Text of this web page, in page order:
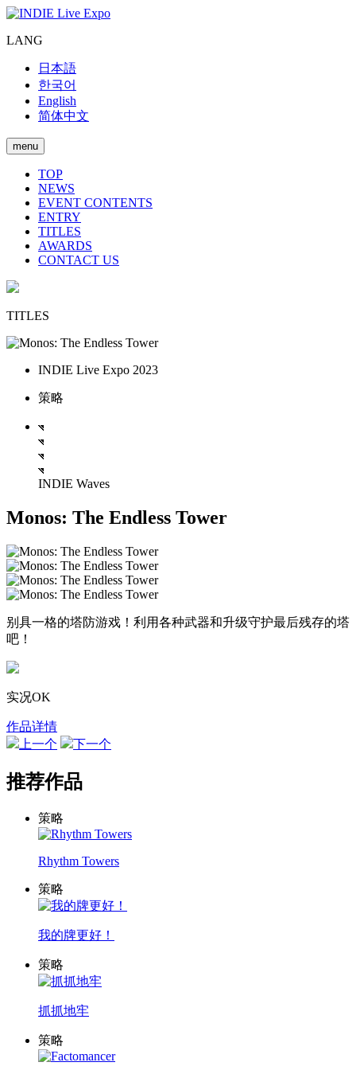
LANG
日本語
한국어
English
简体中文
menu
TOP
NEWS
EVENT CONTENTS
ENTRY
TITLES
AWARDS
CONTACT US
TITLES
INDIE Live Expo 2023
策略
INDIE Waves
Monos: The Endless Tower
别具一格的塔防游戏！利用各种武器和升级守护最后残存的塔
吧！
实况OK
作品详情
上一个
下一个
推荐作品
策略
Rhythm Towers
策略
我的牌更好！
策略
抓抓地牢
策略